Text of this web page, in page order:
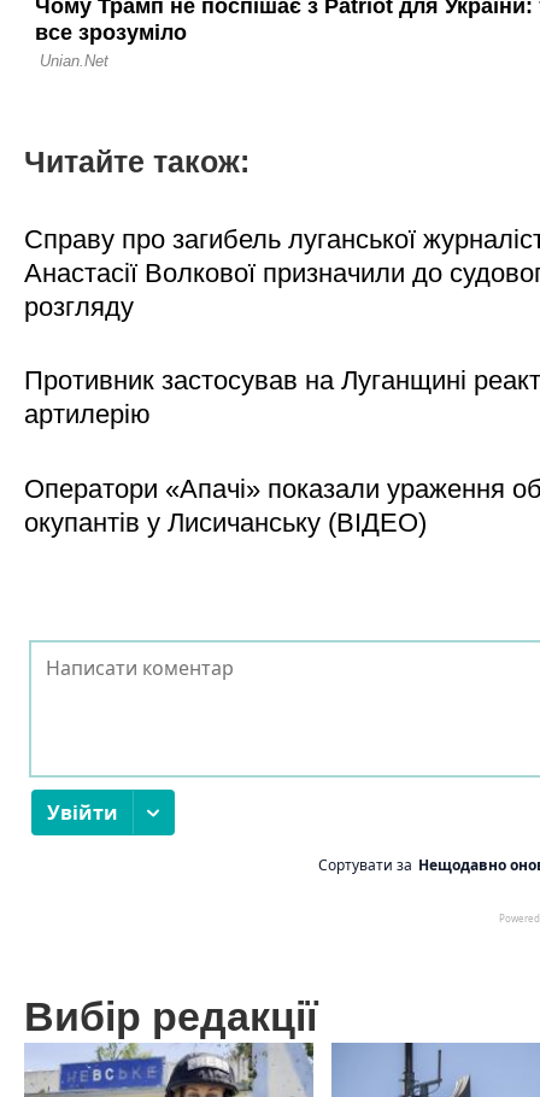
Читайте також:
Справу про загибель луганської
Анастасії Волкової призначили до
розгляду
Противник застосував на Луганщині
артилерію
Оператори «Апачі» показали ураження
окупантів у Лисичанську (ВІДЕО)
Вибір редакції